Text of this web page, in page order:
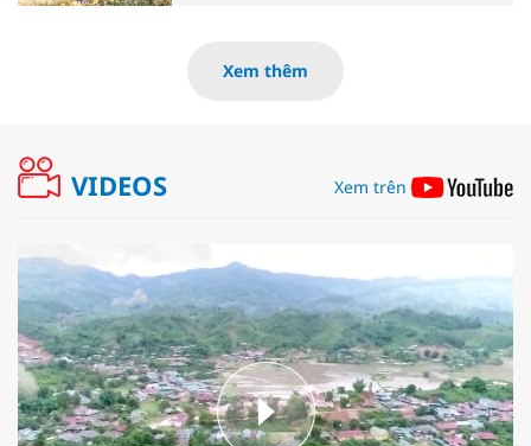
Xem thêm
VIDEOS Xem trên